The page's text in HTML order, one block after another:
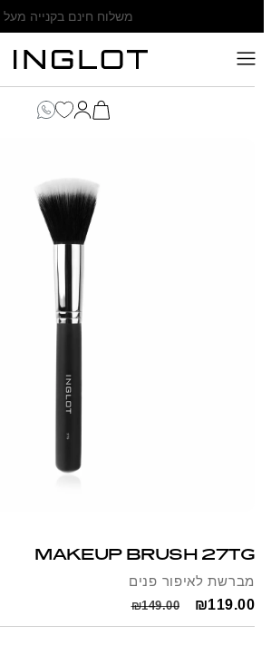
משלוח חינם בקנייה מעל 199₪
כניסה
הקניות
MAKEUP BRUSH 27TG
מברשת לאיפור פנים
Regular
₪149.00
Sale
₪119.00